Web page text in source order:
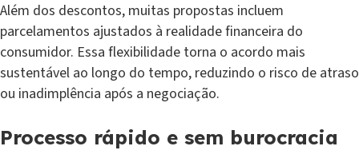
Além dos descontos, muitas propostas incluem
parcelamentos ajustados à realidade financeira do
consumidor. Essa flexibilidade torna o acordo mais
sustentável ao longo do tempo, reduzindo o risco de atraso
ou inadimplência após a negociação.
Processo rápido e sem burocracia